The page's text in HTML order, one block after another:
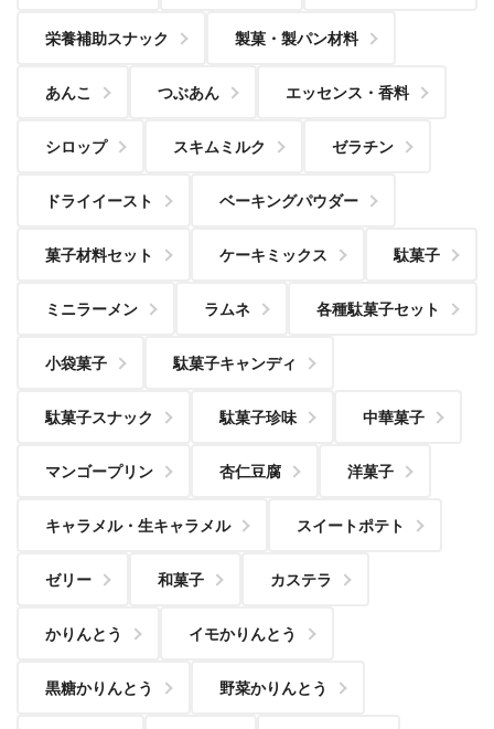
栄養補助スナック 製菓・製パン材料
あんこ つぶあん エッセンス・香料
シロップ スキムミルク ゼラチン
ドライイースト ベーキングパウダー
菓子材料セット ケーキミックス 駄菓子
ミニラーメン ラムネ 各種駄菓子セット
小袋菓子 駄菓子キャンディ
駄菓子スナック 駄菓子珍味 中華菓子
マンゴープリン 杏仁豆腐 洋菓子
キャラメル・生キャラメル スイートポテト
ゼリー 和菓子 カステラ
かりんとう イモかりんとう
黒糖かりんとう 野菜かりんとう